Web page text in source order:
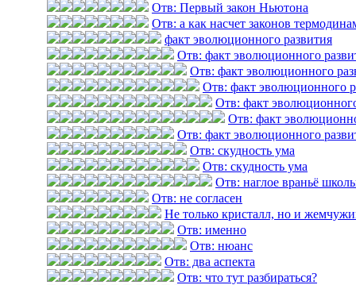
Отв: Первый закон Ньютона
Отв: а как насчет законов
факт эволюционного развития
Отв: факт эволюционного
Отв: факт эволюционного
Отв: факт эволюционного
Отв: факт
Отв: факт
Отв: факт эволюционного
Отв: скудность ума
Отв: скудность ума
Отв: наглое враньё
Отв: не согласен
Не только кристалл, но и
Отв: именно
Отв: нюанс
Отв: два аспекта
Отв: что тут разбираться?